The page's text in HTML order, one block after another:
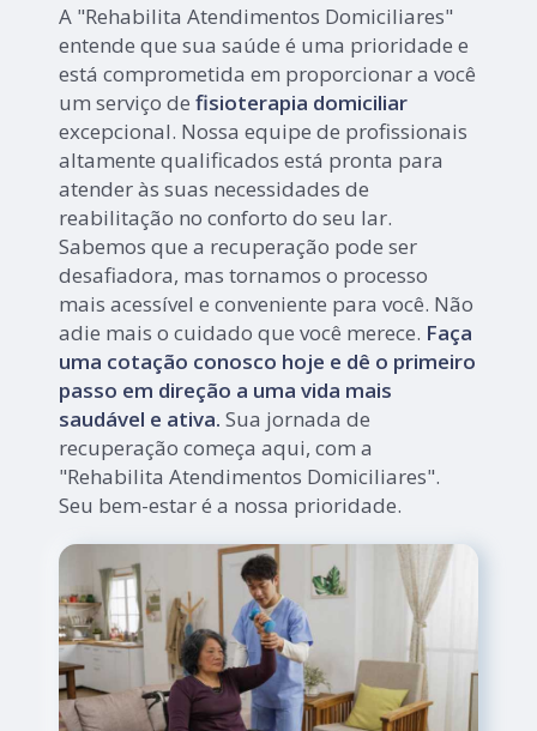
A "Rehabilita Atendimentos Domiciliares"
entende que sua saúde é uma prioridade e
está comprometida em proporcionar a você
um serviço defisioterapia domiciliar
excepcional. Nossa equipe de profissionais
altamente qualificados está pronta para
atender às suas necessidades de
reabilitação no conforto do seu lar.
Sabemos que a recuperação pode ser
desafiadora, mas tornamos o processo
mais acessível e conveniente para você. Não
adie mais o cuidado que você merece. Faça
uma cotação conosco hoje e dê o primeiro
passo em direção a uma vida mais
saudável e ativa. Sua jornada de
recuperação começa aqui, com a
"Rehabilita Atendimentos Domiciliares".
Seu bem-estar é a nossa prioridade.